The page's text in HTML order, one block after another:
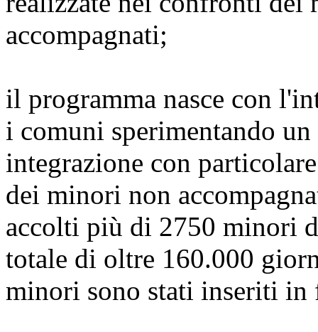
accompagnati;
il programma nasce con
i comuni sperimentando
integrazione con
dei minori non
accolti più di 2750 minori
totale di oltre 160.000
minori sono stati inseriti in